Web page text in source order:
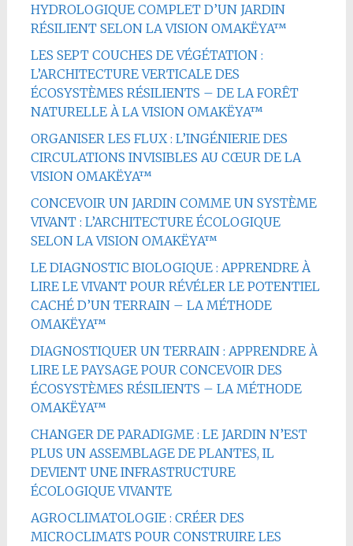
HYDROLOGIQUE COMPLET D’UN JARDIN
RÉSILIENT SELON LA VISION OMAKËYA™
LES SEPT COUCHES DE VÉGÉTATION :
L’ARCHITECTURE VERTICALE DES
ÉCOSYSTÈMES RÉSILIENTS – DE LA FORÊT
NATURELLE À LA VISION OMAKËYA™
ORGANISER LES FLUX : L’INGÉNIERIE DES
CIRCULATIONS INVISIBLES AU CŒUR DE LA
VISION OMAKËYA™
CONCEVOIR UN JARDIN COMME UN SYSTÈME
VIVANT : L’ARCHITECTURE ÉCOLOGIQUE
SELON LA VISION OMAKËYA™
LE DIAGNOSTIC BIOLOGIQUE : APPRENDRE À
LIRE LE VIVANT POUR RÉVÉLER LE POTENTIEL
CACHÉ D’UN TERRAIN – LA MÉTHODE
OMAKËYA™
DIAGNOSTIQUER UN TERRAIN : APPRENDRE À
LIRE LE PAYSAGE POUR CONCEVOIR DES
ÉCOSYSTÈMES RÉSILIENTS – LA MÉTHODE
OMAKËYA™
CHANGER DE PARADIGME : LE JARDIN N’EST
PLUS UN ASSEMBLAGE DE PLANTES, IL
DEVIENT UNE INFRASTRUCTURE
ÉCOLOGIQUE VIVANTE
AGROCLIMATOLOGIE : CRÉER DES
MICROCLIMATS POUR CONSTRUIRE LES